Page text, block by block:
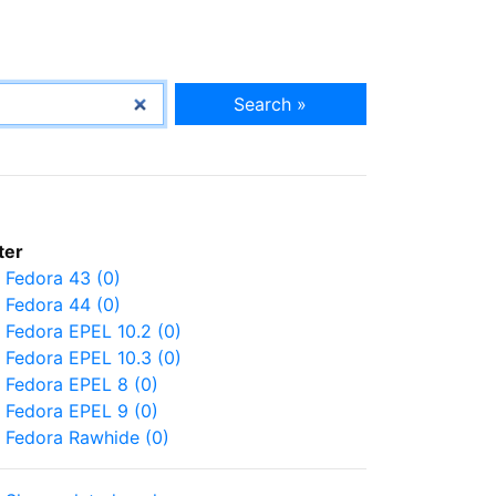
Search »
Fedora 43 (0)
Fedora 44 (0)
Fedora EPEL 10.2 (0)
Fedora EPEL 10.3 (0)
Fedora EPEL 8 (0)
Fedora EPEL 9 (0)
Fedora Rawhide (0)